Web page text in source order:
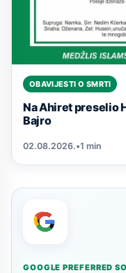
OBAVIJESTI O SMRTI
Na Ahiret preselio
Bajro
02.08.2026.•1 min
GOOGLE PREFERRED